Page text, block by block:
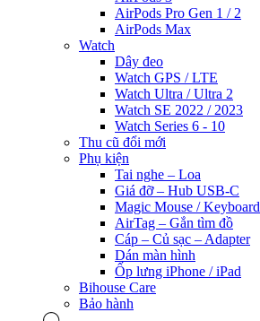
AirPods Pro Gen 1 / 2
AirPods Max
Watch
Dây đeo
Watch GPS / LTE
Watch Ultra / Ultra 2
Watch SE 2022 / 2023
Watch Series 6 - 10
Thu cũ đổi mới
Phụ kiện
Tai nghe – Loa
Giá đỡ – Hub USB-C
Magic Mouse / Keyboard
AirTag – Gắn tìm đồ
Cáp – Củ sạc – Adapter
Dán màn hình
Ốp lưng iPhone / iPad
Bihouse Care
Bảo hành